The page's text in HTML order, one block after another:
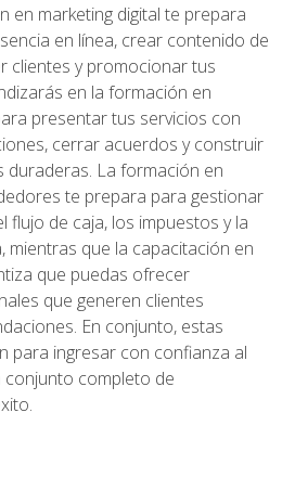
en marketing digital te prepara
en línea, crear contenido de
clientes y promocionar tus
en la formación en
presentar tus servicios con
cerrar acuerdos y construir
duraderas. La formación en
te prepara para gestionar
flujo de caja, los impuestos y la
mientras que la capacitación en
que puedas ofrecer
que generen clientes
En conjunto, estas
para ingresar con confianza al
completo de